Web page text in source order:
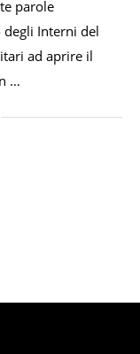
parole
Interni del
ad aprire il
…